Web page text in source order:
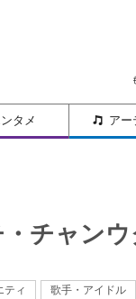
タメ アー
チャンウ
ティ 歌手・アイドル